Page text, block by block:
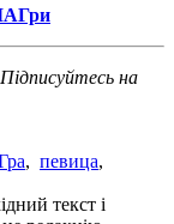
на
, певица,
текст і